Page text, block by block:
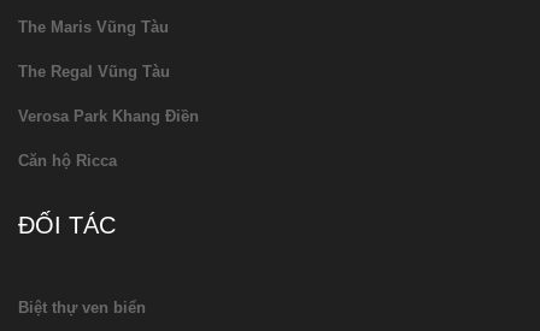
The Maris Vũng Tàu
The Regal Vũng Tàu
Verosa Park Khang Điền
Căn hộ Ricca
ĐỐI TÁC
Biệt thự ven biển